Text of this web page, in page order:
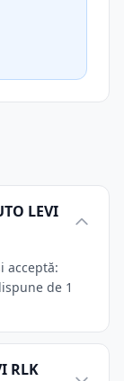
LEVI
acceptă:
de 1
RLK